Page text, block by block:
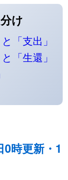
け
「支出」
「生還」
時更新・1